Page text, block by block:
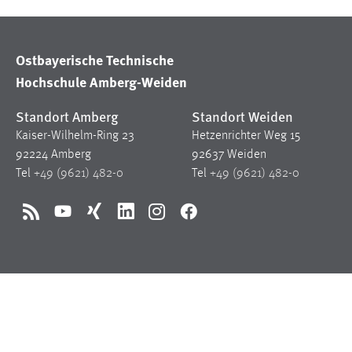
Ostbayerische Technische
Hochschule Amberg-Weiden
Standort Amberg
Kaiser-Wilhelm-Ring 23
92224 Amberg
Tel +49 (9621) 482-0
Standort Weiden
Hetzenrichter Weg 15
92637 Weiden
Tel +49 (9621) 482-0
RSS YouTubeXing LinkedInInstagramFacebook
Sprachpräferenz
Zweck:
Das Cookie speichert die gewählte
Sprache der Website.
Cookie Laufzeit: